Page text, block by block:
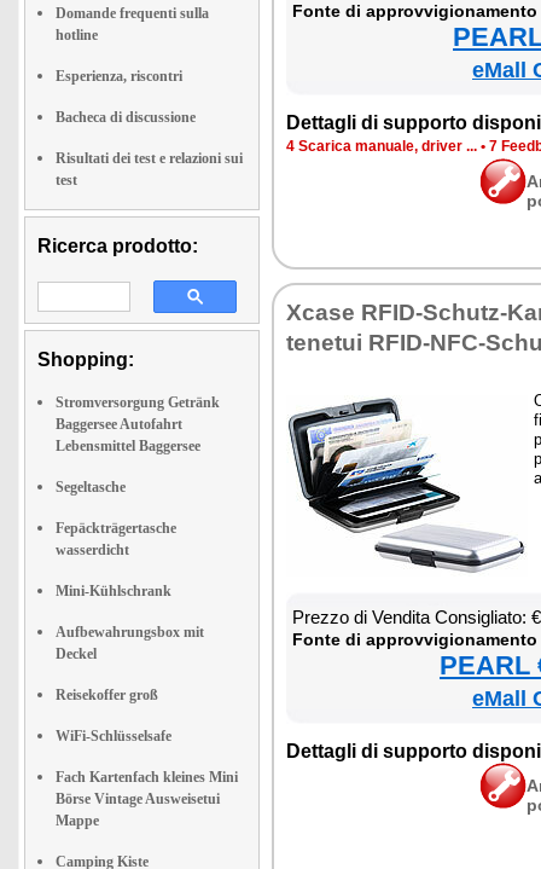
Domande frequenti sulla
hotline
Esperienza, riscontri
Bacheca di discussione
Risultati dei test e relazioni sui
test
Ricerca prodotto:
Shopping:
Stromversorgung Getränk
Baggersee Autofahrt
Lebensmittel Baggersee
Segeltasche
Fepäckträgertasche
wasserdicht
Mini-Kühlschrank
Aufbewahrungsbox mit
Deckel
Reisekoffer groß
WiFi-Schlüsselsafe
Fach Kartenfach kleines Mini
Börse Vintage Ausweisetui
Mappe
Camping Kiste
Fon­te di
eMall
Det­ta­gli di sup­por­to
4 Sca­ri­ca ma­nua­le, dri­ver ... • 7
Xca­se RFID-Schu­tz-
te­ne­tui RFID-NFC-
Prez­zo di Ven­di­ta Con­si­glia­to:
Fon­te di
PEARL
eMall
Det­ta­gli di sup­por­to